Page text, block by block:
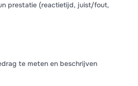
prestatie (reactietijd, juist/fout,
te meten en beschrijven